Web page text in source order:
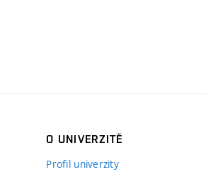
O UNIVERZITĚ
Profil univerzity